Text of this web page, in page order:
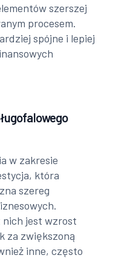
szerszej
procesem.
spójne i lepiej
w zakresie
która
szereg
nich jest wzrost
za zwiększoną
inne, często